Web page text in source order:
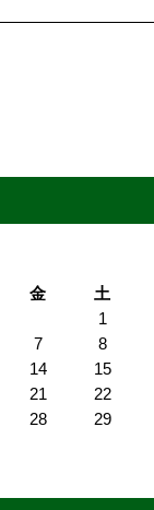
金
土
1
7
8
14
15
21
22
28
29